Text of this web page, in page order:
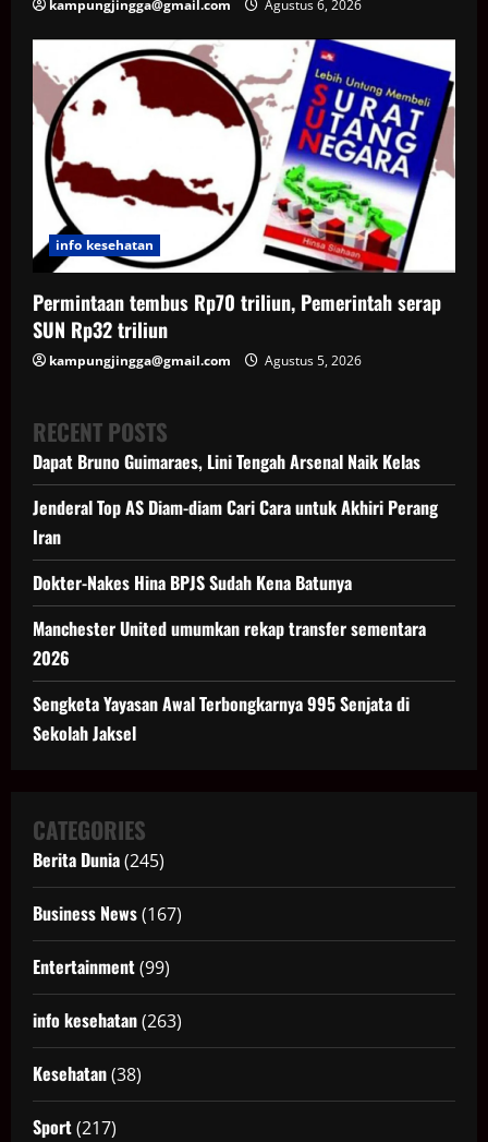
kampungjingga@gmail.com Agustus 6, 2026
info kesehatan
Permintaan tembus Rp70 triliun, Pemerintah serap
SUN Rp32 triliun
kampungjingga@gmail.com Agustus 5, 2026
RECENT POSTS
Dapat Bruno Guimaraes, Lini Tengah Arsenal Naik Kelas
Jenderal Top AS Diam-diam Cari Cara untuk Akhiri Perang
Iran
Dokter-Nakes Hina BPJS Sudah Kena Batunya
Manchester United umumkan rekap transfer sementara
2026
Sengketa Yayasan Awal Terbongkarnya 995 Senjata di
Sekolah Jaksel
CATEGORIES
Berita Dunia(245)
Business News(167)
Entertainment(99)
info kesehatan(263)
Kesehatan(38)
Sport(217)